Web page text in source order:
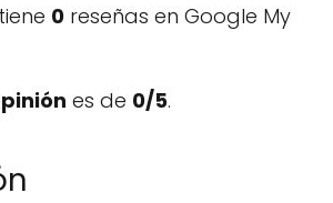
0 reseñas en Google My
es de 0/5.